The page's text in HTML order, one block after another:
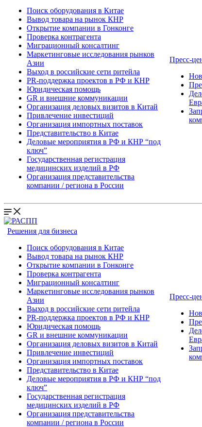
Поиск оборудования в Китае
Вывод товара на рынок КНР
Открытие компании в Гонконге
Проверка контрагента
Миграционный консалтинг
Маркетинговые исследования рынков
Азии
Выход в российские сети ритейла
PR-поддержка проектов в РФ и КНР
Юридическая помощь
GR и внешние коммуникации
Организация деловых визитов в Китай
Привлечение инвестиций
Организация импортных поставок
Представительство в Китае
Деловые мероприятия в РФ и КНР “под
ключ”
Государственная регистрация
медицинских изделий в РФ
Организация представительства
компании / региона в России
Пресс-
Решения для бизнеса
Поиск оборудования в Китае
Вывод товара на рынок КНР
Открытие компании в Гонконге
Проверка контрагента
Миграционный консалтинг
Маркетинговые исследования рынков
Азии
Выход в российские сети ритейла
PR-поддержка проектов в РФ и КНР
Юридическая помощь
GR и внешние коммуникации
Организация деловых визитов в Китай
Привлечение инвестиций
Организация импортных поставок
Представительство в Китае
Деловые мероприятия в РФ и КНР “под
ключ”
Государственная регистрация
медицинских изделий в РФ
Организация представительства
компании / региона в России
Пресс-